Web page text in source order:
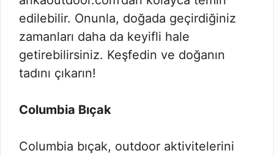
edilebilir. Onunla, doğada geçirdiğiniz
zamanları daha da keyifli hale
getirebilirsiniz. Keşfedin ve doğanın
tadını çıkarın!
Columbia Bıçak
Columbia bıçak, outdoor aktivitelerini